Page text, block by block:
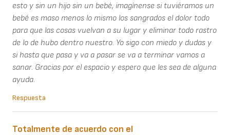
esto y sin un hijo sin un bebé, imagínense si tuviéramos un
bebé es maso menos lo mismo los sangrados el dolor todo
para que las cosas vuelvan a su lugar y eliminar todo rastro
de lo de hubo dentro nuestro. Yo sigo con miedo y dudas y
si hasta que pasa y va a pasar se va a terminar vamos a
sanar. Gracias por el espacio y espero que les sea de alguna
ayuda.
Respuesta
Totalmente de acuerdo con el